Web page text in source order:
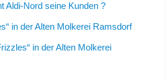
Aldi-Nord seine Kunden ?
in der Alten Molkerei Ramsdorf
in der Alten Molkerei